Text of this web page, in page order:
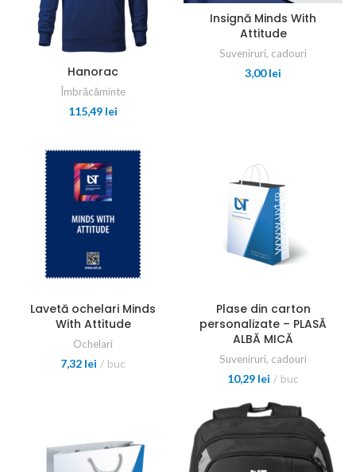
Hanorac
Îmbrăcăminte
115,49 lei
Insignă Minds With
Attitude
Suveniruri, cadouri
3,00lei
Lavetă ochelari Minds
With Attitude
Ochelari
7,32 lei buc
Plase din carton
personalizate – PLASĂ
ALBĂ MICĂ
Suveniruri, cadouri
10,29 lei buc